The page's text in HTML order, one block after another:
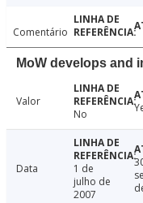
Comentário
MoW develops and
Valor
No
Data
1 de
julho de
2007